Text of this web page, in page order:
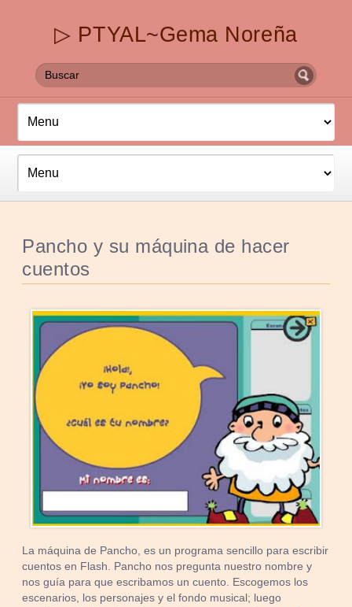
▷ PTYAL~Gema Noreña
Pancho y su máquina de hacer
cuentos
La máquina de Pancho, es un programa sencillo para escribir
cuentos en Flash. Pancho nos pregunta nuestro nombre y
nos guía para que escribamos un cuento. Escogemos los
escenarios, los personajes y el fondo musical; luego